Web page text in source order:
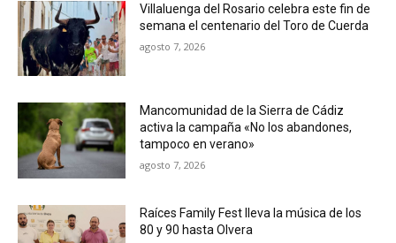
Villaluenga del Rosario celebra este fin de
semana el centenario del Toro de Cuerda
agosto 7, 2026
Mancomunidad de la Sierra de Cádiz
activa la campaña «No los abandones,
tampoco en verano»
agosto 7, 2026
Raíces Family Fest lleva la música de los
80 y 90 hasta Olvera